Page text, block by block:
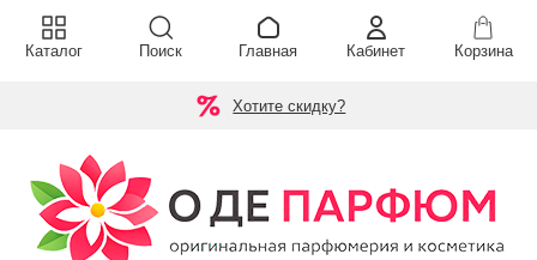
Хотите скидку?
Каталог Поиск Главная Кабинет Корзина